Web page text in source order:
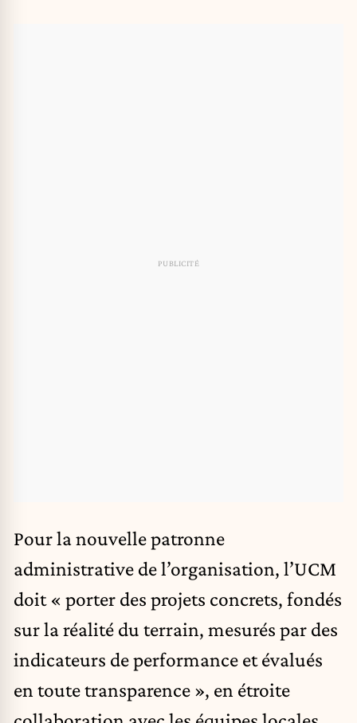
Pour la nouvelle patronne
administrative de l’organisation, l’UCM
doit « porter des projets concrets, fondés
sur la réalité du terrain, mesurés par des
indicateurs de performance et évalués
en toute transparence », en étroite